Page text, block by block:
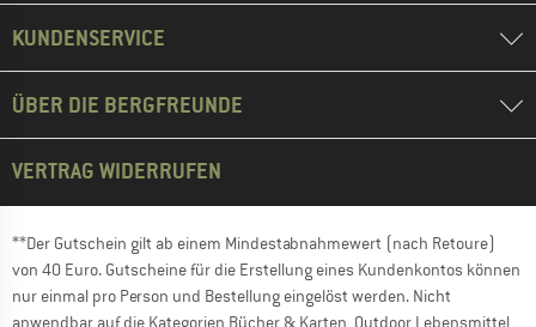
KUNDENSERVICE
ÜBER DIE BERGFREUNDE
VERTRAG WIDERRUFEN
**Der Gutschein gilt ab einem Mindestabnahmewert (nach Retoure)
von 40 Euro. Gutscheine für die Erstellung eines Kundenkontos können
nur einmal pro Person und Bestellung eingelöst werden. Nicht
anwendbar auf die Kategorien Bücher & Karten, Outdoor Lebensmittel